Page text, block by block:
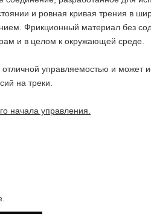
и ровная кривая трения в
Фрикционный материал без
и в целом к окружающей среде.
отличной управляемостью и может
на треки.
начала управления.